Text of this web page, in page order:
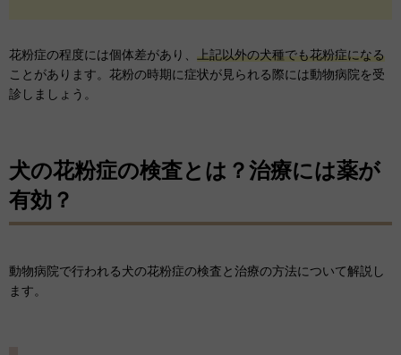
花粉症の程度には個体差があり、 上記以外の犬種でも花粉症になる
ことがあります。花粉の時期に症状が見られる際には動物病院を受
診しましょう。
犬の花粉症の検査とは？治療には薬が
有効？
動物病院で行われる犬の花粉症の検査と治療の方法について解説し
ます。